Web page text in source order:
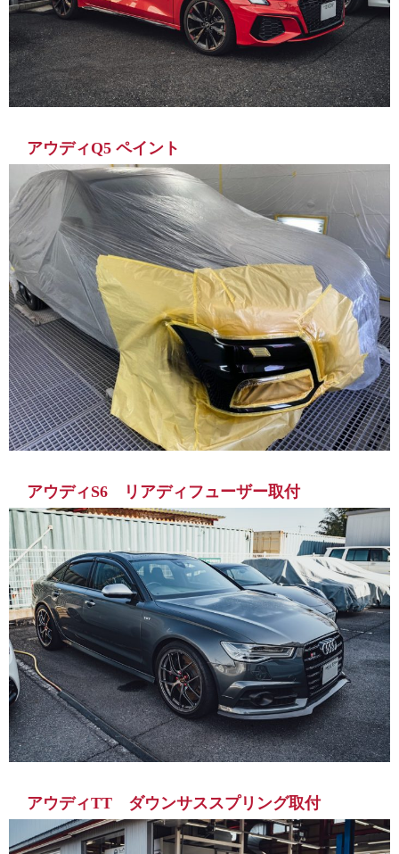
アウディQ5 ペイント
アウディS6 リアディフューザー取付
アウディTT ダウンサススプリング取付